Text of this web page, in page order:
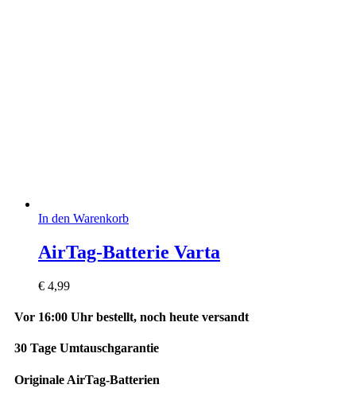
In den Warenkorb
AirTag-Batterie Varta
€ 4,99
Vor 16:00 Uhr bestellt, noch heute versandt
30 Tage Umtauschgarantie
Originale AirTag-Batterien